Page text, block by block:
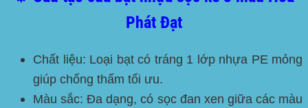
Phát Đạt
Chất liệu: Loại bạt có tráng 1 lớp nhựa PE mỏng
giúp chống thấm tối ưu.
Màu sắc: Đa dạng, có sọc đan xen giữa các màu